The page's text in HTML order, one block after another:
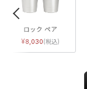
ロック ペア
8,030